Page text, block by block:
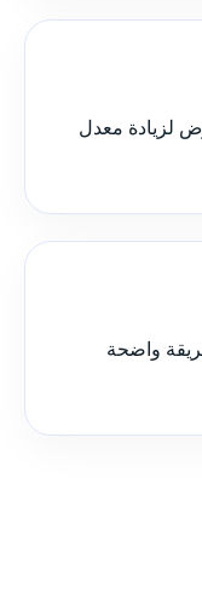
لزيادة معدل
واضحة